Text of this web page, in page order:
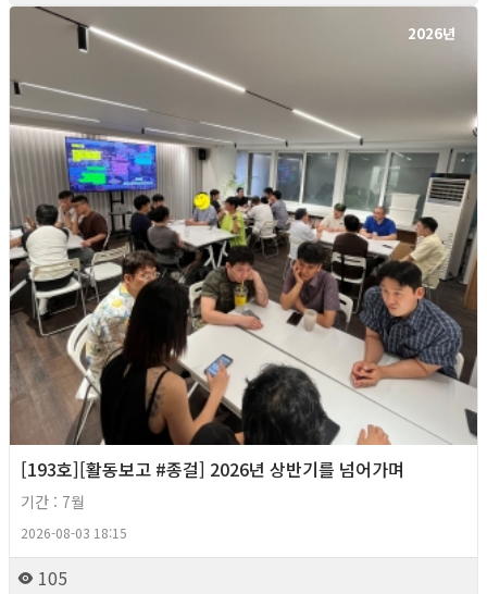
2026년
[193호][활동보고 #종걸] 2026년 상반기를 넘어가며
기간 : 7월
2026-08-03 18:15
105